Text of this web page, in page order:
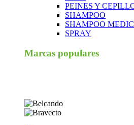
PEINES Y
SHAMPOO
SHAMPOO
SPRAY
Marcas populares